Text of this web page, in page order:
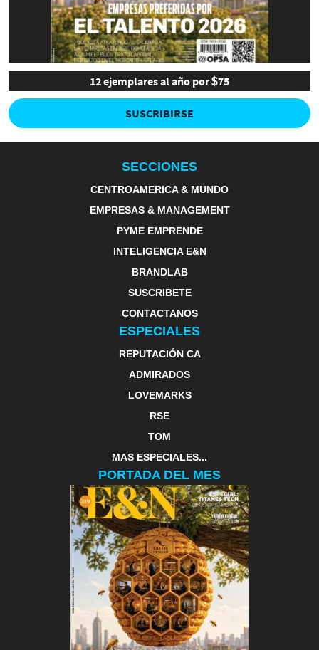
12 ejemplares al año por $75
SUSCRIBIRSE
SECCIONES
CENTROAMERICA & MUNDO
EMPRESAS & MANAGEMENT
PYME EMPRENDE
INTELIGENCIA E&N
BRANDLAB
SUSCRIBETE
CONTACTANOS
ESPECIALES
REPUTACIÓN CA
ADMIRADOS
LOVEMARKS
RSE
TOM
MAS ESPECIALES...
PORTADA DEL MES